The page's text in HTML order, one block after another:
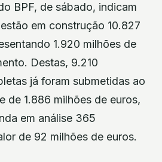
BPF, de sábado, indicam
em construção 10.827
1.920 milhões de
Destas, 9.210
já foram submetidas ao
de 1.886 milhões de euros,
em análise 365
de 92 milhões de euros.